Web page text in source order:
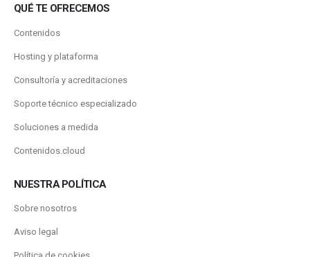
QUÉ TE OFRECEMOS
Contenidos
Hosting y plataforma
Consultoría y acreditaciones
Soporte técnico especializado
Soluciones a medida
Contenidos.cloud
NUESTRA POLÍTICA
Sobre nosotros
Aviso legal